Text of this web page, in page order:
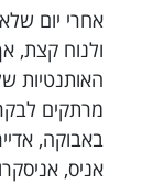
אחרי יום
ולנוח קצת,
האותנטיות
מרתקים
באבוקה,
אניס,